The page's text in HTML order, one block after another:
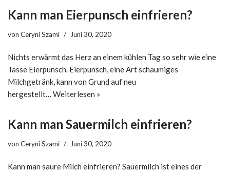
Kann man Eierpunsch einfrieren?
von Ceryni Szami Juni 30, 2020
Nichts erwärmt das Herz an einem kühlen Tag so sehr wie eine
Tasse Eierpunsch. Eierpunsch, eine Art schaumiges
Milchgetränk, kann von Grund auf neu
hergestellt… Weiterlesen »
Kann man Sauermilch einfrieren?
von Ceryni Szami Juni 30, 2020
Kann man saure Milch einfrieren? Sauermilch ist eines der